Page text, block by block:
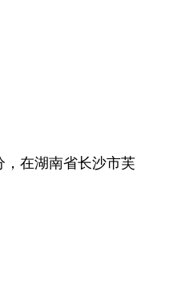
，在湖南省长沙市芙